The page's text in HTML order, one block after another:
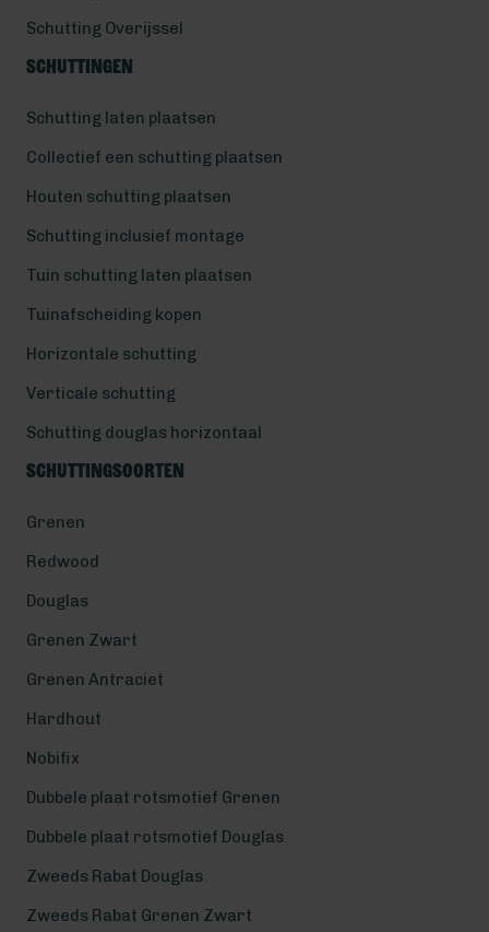
Schutting Overijssel
Schuttingen
Schutting laten plaatsen
Collectief een schutting plaatsen
Houten schutting plaatsen
Schutting inclusief montage
Tuin schutting laten plaatsen
Tuinafscheiding kopen
Horizontale schutting
Verticale schutting
Schutting douglas horizontaal
Schuttingsoorten
Grenen
Redwood
Douglas
Grenen Zwart
Grenen Antraciet
Hardhout
Nobifix
Dubbele plaat rotsmotief Grenen
Dubbele plaat rotsmotief Douglas
Zweeds Rabat Douglas
Zweeds Rabat Grenen Zwart